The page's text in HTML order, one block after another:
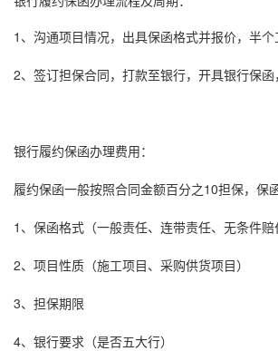
1、沟通项目情况，出具保函格式并报价，半个
2、签订担保合同，打款至银行，开具银行保函
银行履约保函办理费用：
履约保函一般按照合同金额百分之10担保，保
1、 保函格式 （一般责任、连带责任、无条件赔
2、项目性质（施工项目、采购供货项目）
3、担保期限
4、银行要求（是否五大行）